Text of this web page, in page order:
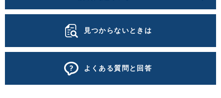
見つからないときは
よくある質問と回答